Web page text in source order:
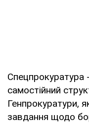
Спецпрокуратура
самостійний
Генпрокуратури,
завдання щодо